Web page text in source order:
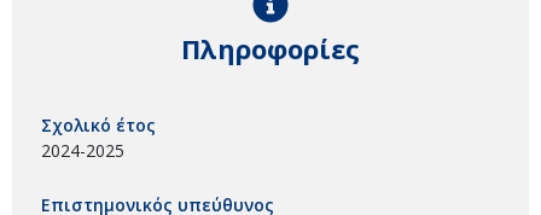
Πληροφορίες
Σχολικό έτος
2024-2025
Επιστημονικός υπεύθυνος